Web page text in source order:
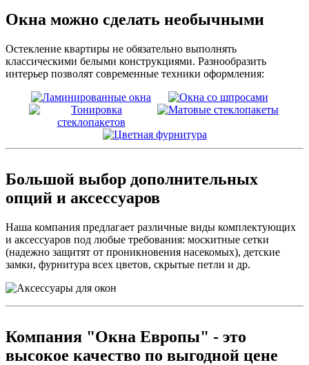
Окна можно сделать необычными
Остекление квартиры не обязательно выполнять
классическими белыми конструкциями. Разнообразить
интерьер позволят современные техники оформления:
Большой выбор дополнительных
опций и аксессуаров
Наша компания предлагает различные виды комплектующих
и аксессуаров под любые требования: москитные сетки
(надежно защитят от проникновения насекомых), детские
замки, фурнитура всех цветов, скрытые петли и др.
Компания "Окна Европы" - это
высокое качество по выгодной цене